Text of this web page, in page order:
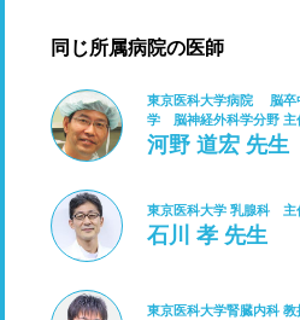
同じ所属病院の医師
東京医科大学病院 脳卒
学 脳神経外科学分野 主
河野 道宏 先生
東京医科大学 乳腺科 主
石川 孝 先生
東京医科大学腎臓内科 教